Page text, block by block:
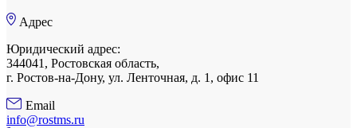
Адрес
Юридический адрес:
344041, Ростовская область,
г. Ростов-на-Дону, ул. Ленточная, д. 1, офис 11
Email
info@rostms.ru